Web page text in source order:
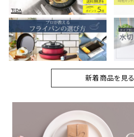
新着商品を見る